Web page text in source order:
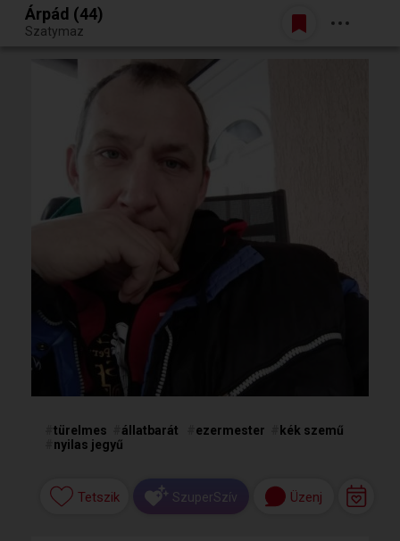
Egy jó randiból bármi lehet.
Belépés
Árpád (44)
Szatymaz
türelmes állatbarát ezermester
kék szemű
nyilas jegyű
Tetszik SzuperSzív Üzenj